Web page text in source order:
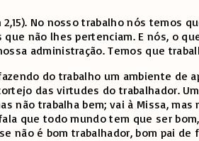
No nosso trabalho nós temos
não lhes pertenciam. E nós, o
administração. Temos que
do trabalho um ambiente de
das virtudes do trabalhador.
não trabalha bem; vai à Missa,
que todo mundo tem que ser
não é bom trabalhador, bom pai